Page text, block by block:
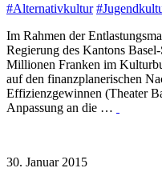
#Alternativkultur #
Im Rahmen der
Regierung des Kantons
Millionen Franken im
auf den finanzplanerischen
Effizienzgewinnen (Theater
Anpassung an die …
30. Januar 2015